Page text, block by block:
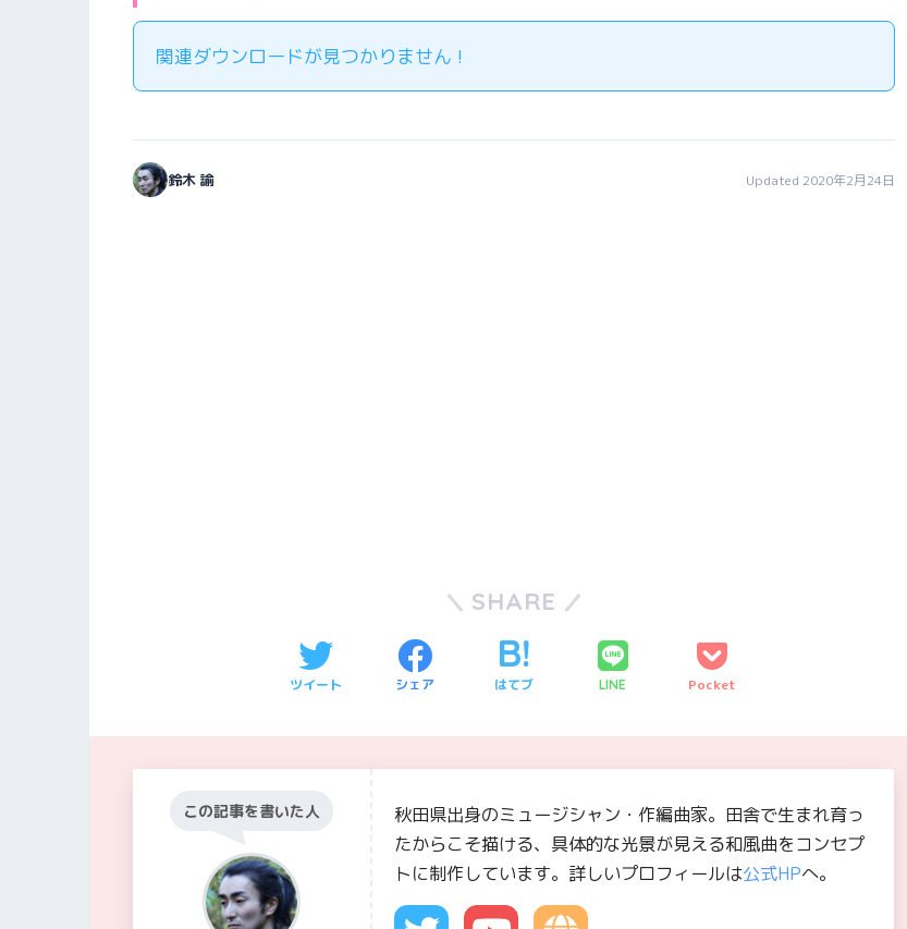
関連ダウンロードが見つかりません !
鈴木 諭 Updated 2020年2月24日
SHARE
ツイート シェア はてブ LINE Pocket
この記事を書いた人
秋田県出身のミュージシャン・作編曲家。田舎で生まれ育っ
たからこそ描ける、具体的な光景が見える和風曲をコンセプ
トに制作しています。詳しいプロフィールは公式HPへ。